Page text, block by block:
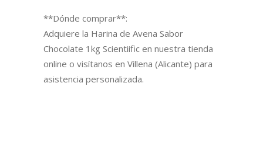
**Dónde comprar**:
Adquiere la Harina de Avena Sabor
Chocolate 1kg Scientiific en nuestra tienda
online o visítanos en Villena (Alicante) para
asistencia personalizada.